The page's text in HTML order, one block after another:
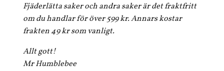
Fjäderlätta saker och andra saker är det fraktfritt
om du handlar för över 599 kr. Annars kostar
frakten 49 kr som vanligt.
Allt gott!
Mr Humblebee